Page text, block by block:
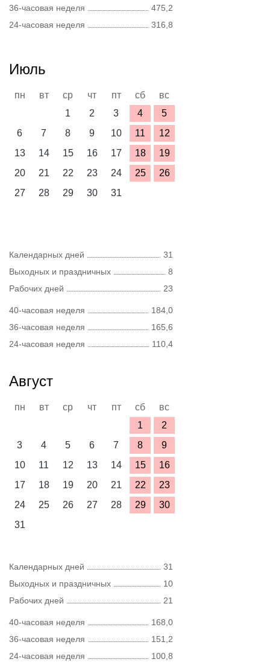
36-часовая неделя
475,2
24-часовая неделя
316,8
Июль
пн вт ср чт пт сб
вс
1
2 3 4
5
6
7 8 9 10 11
12
13
14 15 16 17 18
19
20
21 22 23 24 25
26
27
28 29 30 31
Календарных дней
31
Выходных и праздничных
8
Рабочих дней
23
40-часовая неделя
184,0
36-часовая неделя
165,6
24-часовая неделя
110,4
Август
пн вт ср чт пт сб
вс
1
2
3
4 5 6 7 8
9
10
11 12 13 14 15
16
17
18 19 20 21 22
23
24
25 26 27 28 29
30
31
Календарных дней
31
Выходных и праздничных
10
Рабочих дней
21
40-часовая неделя
168,0
36-часовая неделя
151,2
24-часовая неделя
100,8